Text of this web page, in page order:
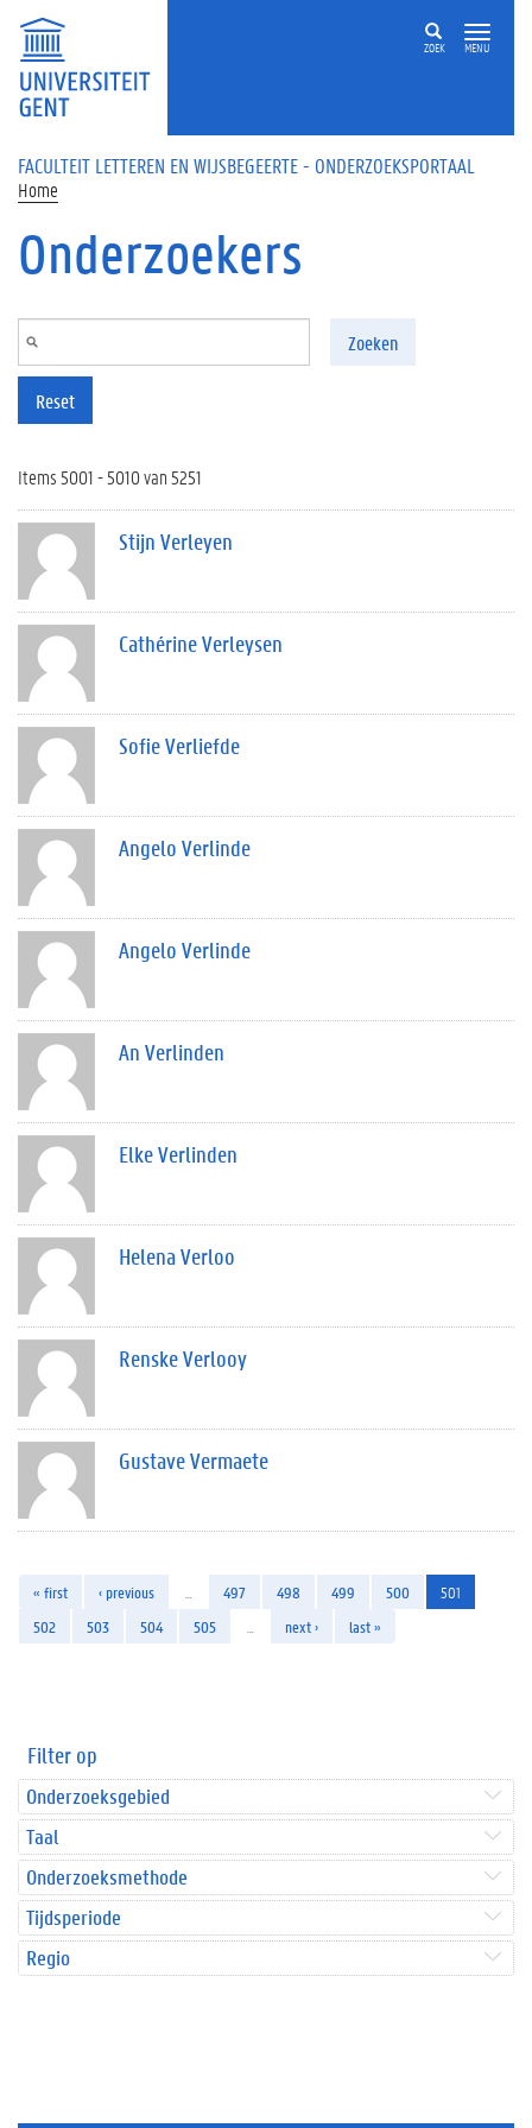
Overslaan en naar de inhoud gaan
ZOEK MENU
FACULTEIT LETTEREN EN WIJSBEGEERTE - ONDERZOEKSPORTAAL
Home
Onderzoekers
Zoeken
Reset
Items 5001 - 5010 van 5251
Stijn Verleyen
Cathérine Verleysen
Sofie Verliefde
Angelo Verlinde
Angelo Verlinde
An Verlinden
Elke Verlinden
Helena Verloo
Renske Verlooy
Gustave Vermaete
« first ‹ previous 497 498 499 500
501
502
503 504 505 next › last »
Filter op
Onderzoeksgebied
Taal
Onderzoeksmethode
Tijdsperiode
Regio